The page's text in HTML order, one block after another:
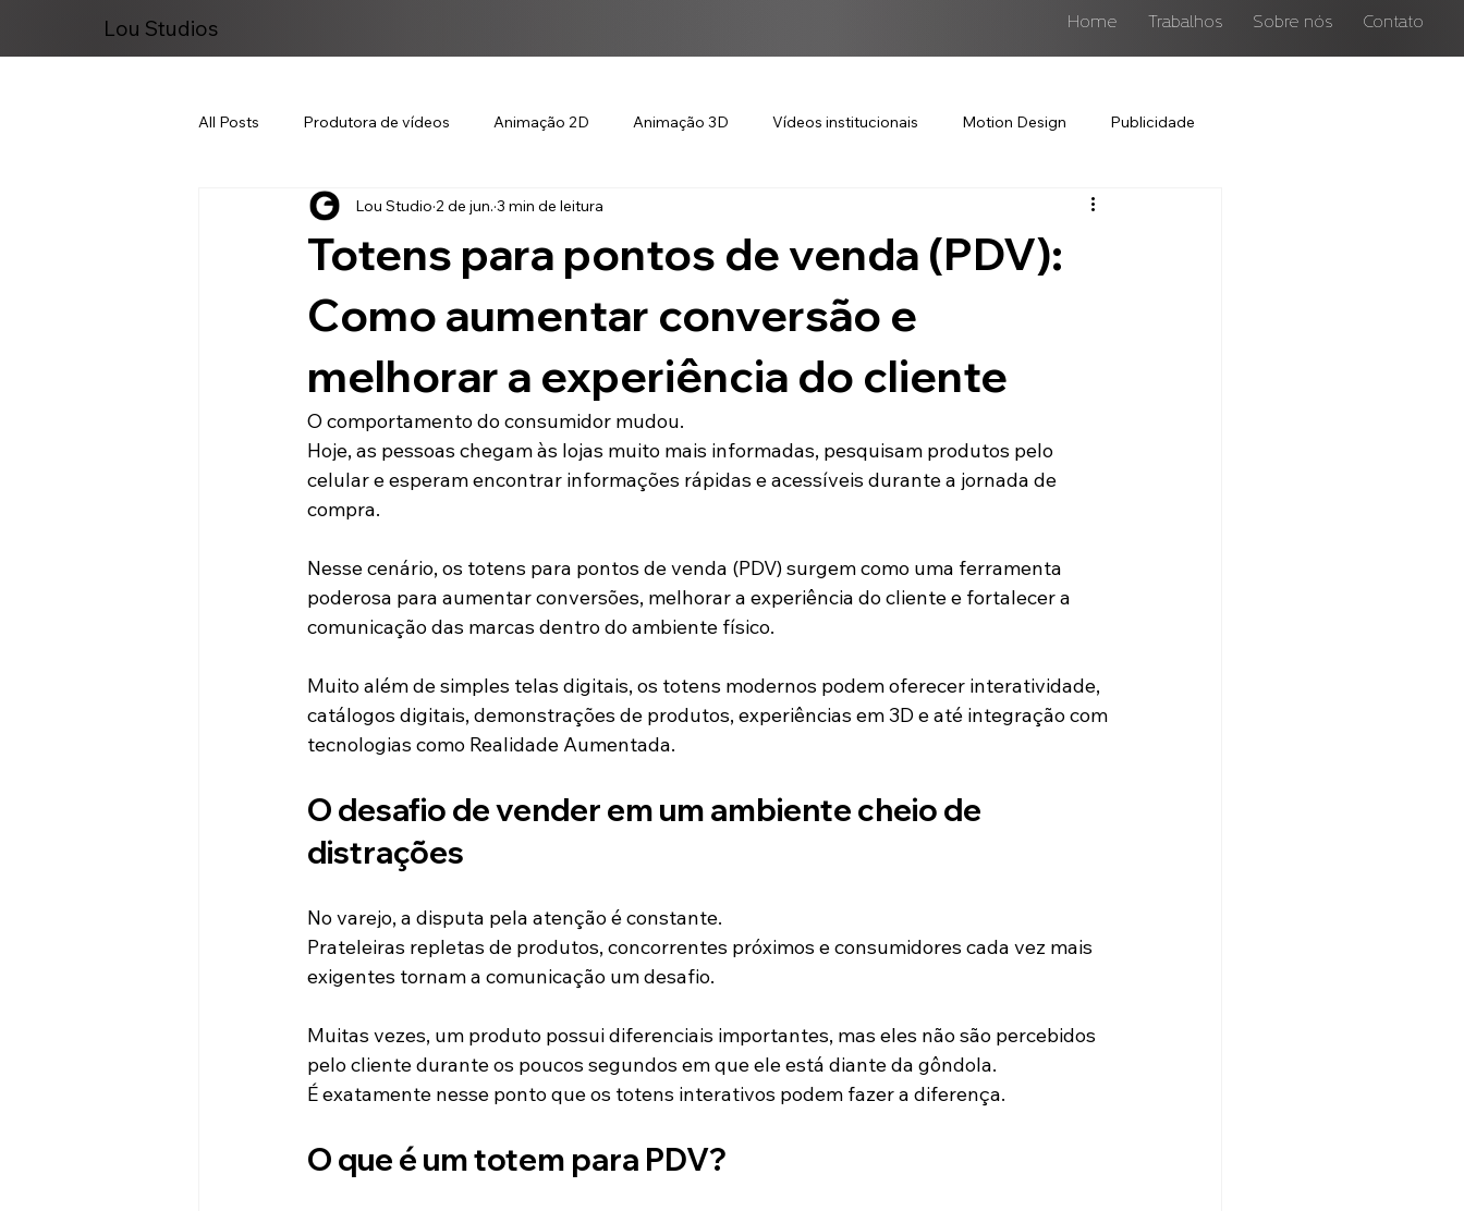
Lou Studios Home Trabalhos Sobre nós Contato
All Posts Produtora de vídeos Animação 2D Animação 3D Vídeos institucionais Motion Design Publicidade
Marketing Digital
Totens para pontos de venda (PDV):
Como aumentar conversão e
melhorar a experiência do cliente
Lou Studio 2 de jun. 3 min de leitura
O comportamento do consumidor mudou.
Hoje, as pessoas chegam às lojas muito mais informadas, pesquisam produtos pelo
celular e esperam encontrar informações rápidas e acessíveis durante a jornada de
compra.
Nesse cenário, os totens para pontos de venda (PDV) surgem como uma ferramenta
poderosa para aumentar conversões, melhorar a experiência do cliente e fortalecer a
comunicação das marcas dentro do ambiente físico.
Muito além de simples telas digitais, os totens modernos podem oferecer interatividade,
catálogos digitais, demonstrações de produtos, experiências em 3D e até integração com
tecnologias como Realidade Aumentada.
O desafio de vender em um ambiente cheio de
distrações
No varejo, a disputa pela atenção é constante.
Prateleiras repletas de produtos, concorrentes próximos e consumidores cada vez mais
exigentes tornam a comunicação um desafio.
Muitas vezes, um produto possui diferenciais importantes, mas eles não são percebidos
pelo cliente durante os poucos segundos em que ele está diante da gôndola.
É exatamente nesse ponto que os totens interativos podem fazer a diferença.
O que é um totem para PDV?